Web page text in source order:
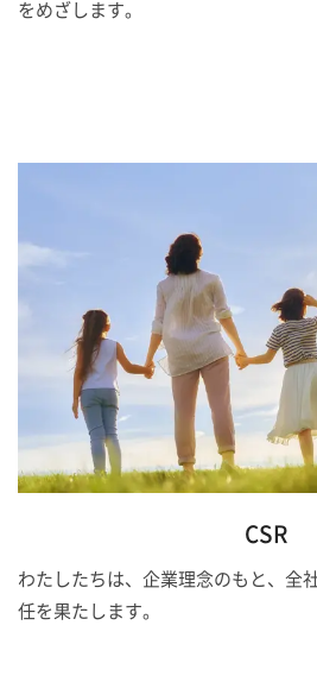
をめざします。
CSR
わたしたちは、企業理念のもと、全
任を果たします。